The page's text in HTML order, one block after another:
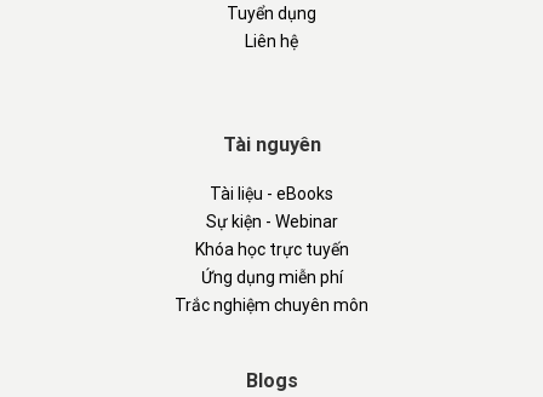
Tuyển dụng
Liên hệ
Tài nguyên
Tài liệu - eBooks
Sự kiện - Webinar
Khóa học trực tuyến
Ứng dụng miễn phí
Trắc nghiệm chuyên môn
Blogs